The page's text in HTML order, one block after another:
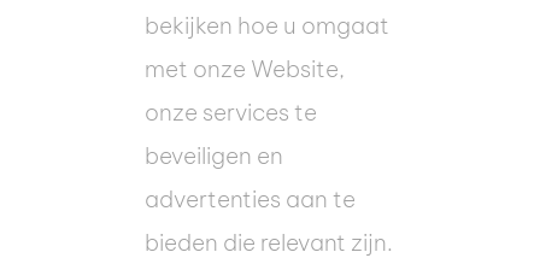
bekijken hoe u omgaat
met onze Website,
onze services te
beveiligen en
advertenties aan te
bieden die relevant zijn.